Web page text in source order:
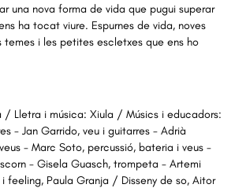
una nova forma de vida que pugui superar
ha tocat viure. Espurnes de vida, noves
temes i les petites escletxes que ens ho
Lletra i música: Xiula / Músics i educadors:
- Jan Garrido, veu i guitarres - Adrià
- Marc Soto, percussió, bateria i veus -
- Gisela Guasch, trompeta - Artemi
feeling, Paula Granja / Disseny de so, Aitor